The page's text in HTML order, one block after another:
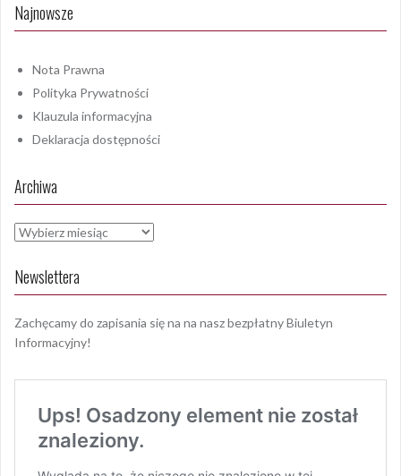
Najnowsze
Nota Prawna
Polityka Prywatności
Klauzula informacyjna
Deklaracja dostępności
Archiwa
Archiwa
Newslettera
Zachęcamy do zapisania się na na nasz bezpłatny Biuletyn
Informacyjny!